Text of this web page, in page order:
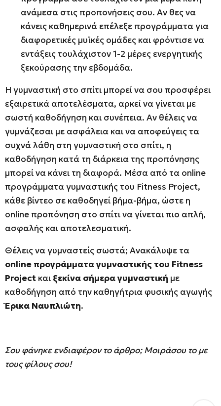
ανάμεσα στις προπονήσεις σου. Αν θες να
κάνεις καθημερινά επέλεξε προγράμματα για
διαφορετικές μυϊκές ομάδες και φρόντισε να
εντάξεις τουλάχιστον 1-2 μέρες ενεργητικής
ξεκούρασης την εβδομάδα.
Η γυμναστική στο σπίτι μπορεί να σου προσφέρει
εξαιρετικά αποτελέσματα, αρκεί να γίνεται με
σωστή καθοδήγηση και συνέπεια. Αν θέλεις να
γυμνάζεσαι με ασφάλεια και να αποφεύγεις τα
συχνά λάθη στη γυμναστική στο σπίτι, η
καθοδήγηση κατά τη διάρκεια της προπόνησης
μπορεί να κάνει τη διαφορά. Μέσα από τα online
προγράμματα γυμναστικής του Fitness Project,
κάθε βίντεο σε καθοδηγεί βήμα-βήμα, ώστε η
online προπόνηση στο σπίτι να γίνεται πιο απλή,
ασφαλής και αποτελεσματική.
Θέλεις να γυμναστείς σωστά; Ανακάλυψε τα
online προγράμματα γυμναστικής του Fitness
Project και ξεκίνα σήμερα γυμναστική με
καθοδήγηση από την καθηγήτρια φυσικής αγωγής
Έρικα Ναυπλιώτη.
Σου φάνηκε ενδιαφέρον το άρθρο; Μοιράσου το με
τους φίλους σου!